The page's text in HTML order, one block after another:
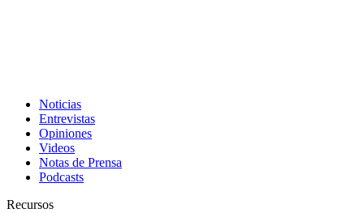
Noticias
Entrevistas
Opiniones
Videos
Notas de Prensa
Podcasts
Recursos